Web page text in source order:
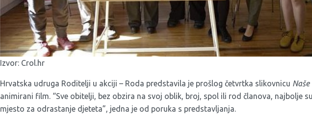
Izvor: Crol.hr
Hrvatska udruga Roditelji u akciji – Roda predstavila je prošlog četvrtka slikovnicu
animirani film. “Sve obitelji, bez obzira na svoj oblik, broj, spol ili rod članova, najbolje
mjesto za odrastanje djeteta”, jedna je od poruka s predstavljanja.